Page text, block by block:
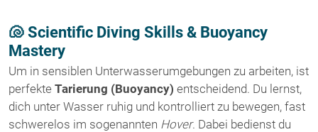
🐚 Scientific Diving Skills & Buoyancy
Mastery
Um in sensiblen Unterwasserumgebungen zu arbeiten, ist
perfekte Tarierung (Buoyancy) entscheidend. Du lernst,
dich unter Wasser ruhig und kontrolliert zu bewegen, fast
schwerelos im sogenannten Hover. Dabei bedienst du